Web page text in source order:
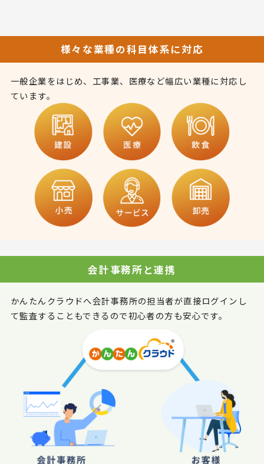
様々な業種の科目体系に対応
一般企業をはじめ、工事業、医療など幅広い業種に対応し
ています。
会計事務所と連携
かんたんクラウドへ会計事務所の担当者が直接ログインし
て監査することもできるので初心者の方も安心です。